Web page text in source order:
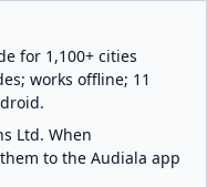
for 1,100+ cities
works offline; 11
Ltd. When
to the Audiala app